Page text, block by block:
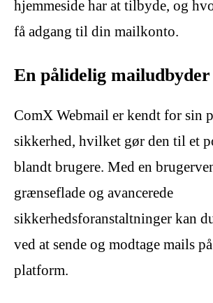
hjemmeside har at tilbyde, og
få adgang til din mailkonto.
En pålidelig mailudbyder
ComX Webmail er kendt for sin
sikkerhed, hvilket gør den til et
blandt brugere. Med en
grænseflade og avancerede
sikkerhedsforanstaltninger kan
ved at sende og modtage mails
platform.